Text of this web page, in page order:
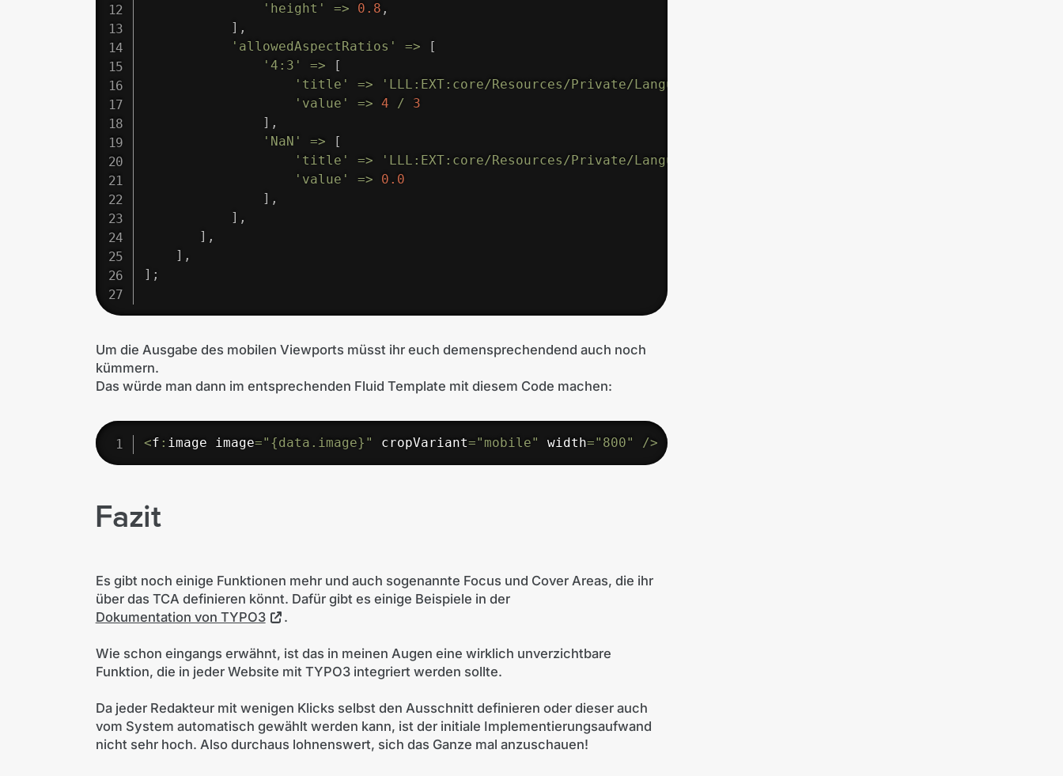
'height'
=> 0.8 ,
] ,
'allowedAspectRatios'
=>
[
'4:3'
=>
[
'title'
=> 'LLL:EXT:core/Resources/Private/Language/locallang_wizards.xlf:imwizard.ratio.4_3'
'value'
=> 4 /
3
] ,
'NaN'
=>
[
'title'
=> 'LLL:EXT:core/Resources/Private/Language/locallang_wizards.xlf:imwizard.ratio.free'
'value'
=>
0.0
] ,
] ,
] ,
] ,
] ;
Um die Ausgabe des mobilen Viewports müsst ihr euch demensprechendend auch noch
kümmern.
Das würde man dann im entsprechenden Fluid Template mit diesem Code machen:
<f : image image="{data.image}" cropVariant="mobile" width="800" />
Fazit
Es gibt noch einige Funktionen mehr und auch sogenannte Focus und Cover Areas, die ihr
über das TCA definieren könnt. Dafür gibt es einige Beispiele in der
Dokumentation von TYPO3
.
Wie schon eingangs erwähnt, ist das in meinen Augen eine wirklich unverzichtbare
Funktion, die in jeder Website mit TYPO3 integriert werden sollte.
Da jeder Redakteur mit wenigen Klicks selbst den Ausschnitt definieren oder dieser auch
vom System automatisch gewählt werden kann, ist der initiale Implementierungsaufwand
nicht sehr hoch. Also durchaus lohnenswert, sich das Ganze mal anzuschauen!